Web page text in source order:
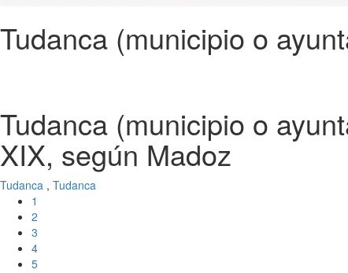
Tudanca (municipio o
Tudanca (municipio o
XIX, según Madoz
Tudanca , Tudanca
1
2
3
4
5